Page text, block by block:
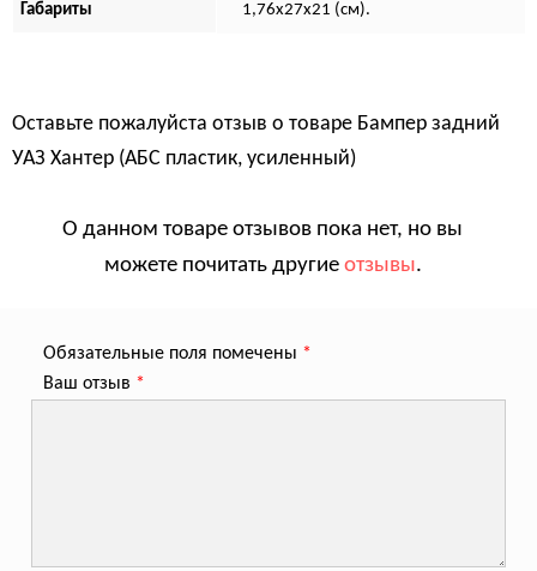
Габариты 1,76х27х21 (см).
Оставьте пожалуйста отзыв о товаре Бампер задний
УАЗ Хантер (АБС пластик, усиленный)
О данном товаре отзывов пока нет, но вы
можете почитать другие отзывы.
Обязательные поля помечены *
Ваш отзыв *